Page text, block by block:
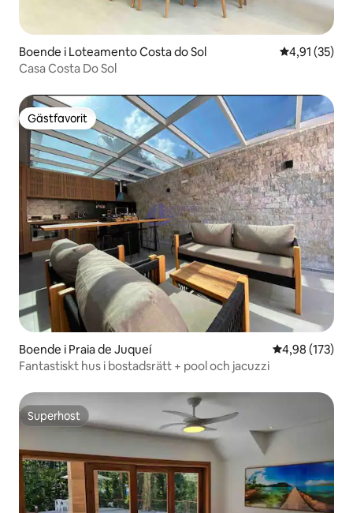
Boende i Loteamento Costa do Sol 4,91 av 5 i
4,91 (35)
Casa Costa Do Sol
Gästfavorit
Gästfavorit
Boende i Praia de Juqueí 4,98 av 5 i
4,98 (173)
Fantastiskt hus i bostadsrätt + pool och jacuzzi
Superhost
Superhost